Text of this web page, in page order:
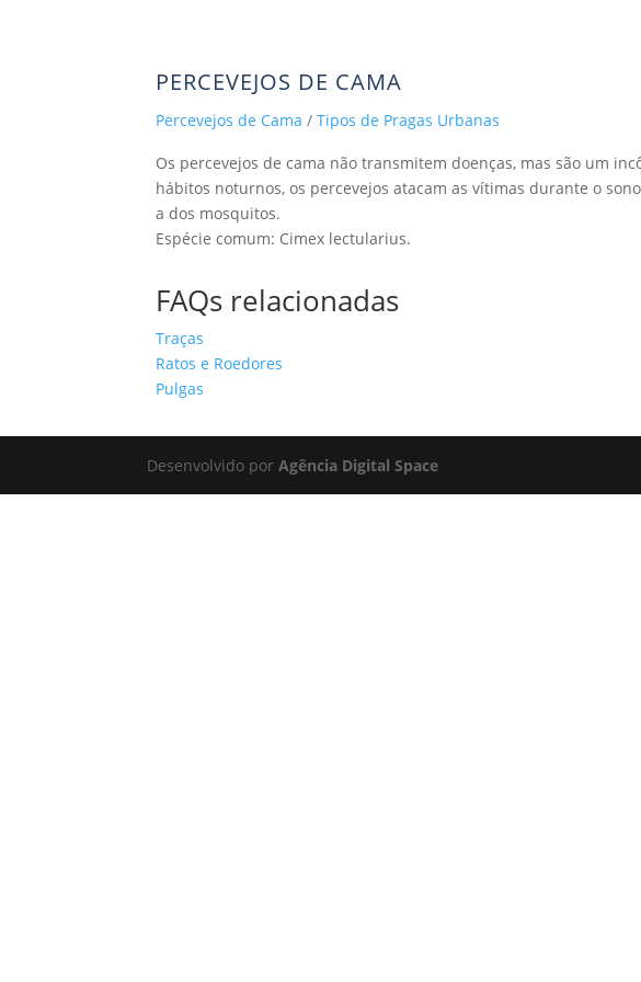
PERCEVEJOS DE CAMA
Percevejos de Cama / Tipos de Pragas Urbanas
Os percevejos de cama não transmitem doenças, mas são um
hábitos noturnos, os percevejos atacam as vítimas durante o
a dos mosquitos.
Espécie comum: Cimex lectularius.
FAQs relacionadas
Traças
Ratos e Roedores
Pulgas
Desenvolvido porAgência Digital Space